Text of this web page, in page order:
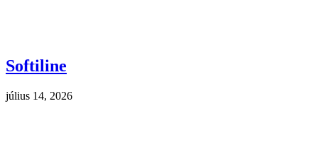
Softiline
július 14, 2026